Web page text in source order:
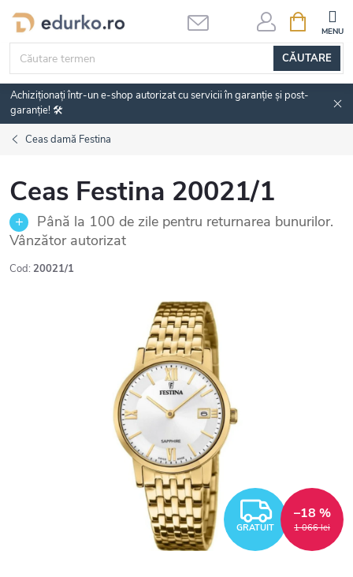
Treci
conținut
CĂUTARE
DE
Achiziționați într-un e-shop autorizat cu servicii în garanție și post-
garanție! 🛠️
Ceas damă Festina
Ceas Festina 20021/1
Până la 100 de zile pentru returnarea bunurilor.
Vânzător autorizat
Cod: 20021/1
GRATUIT 1 066 lei
–18 %